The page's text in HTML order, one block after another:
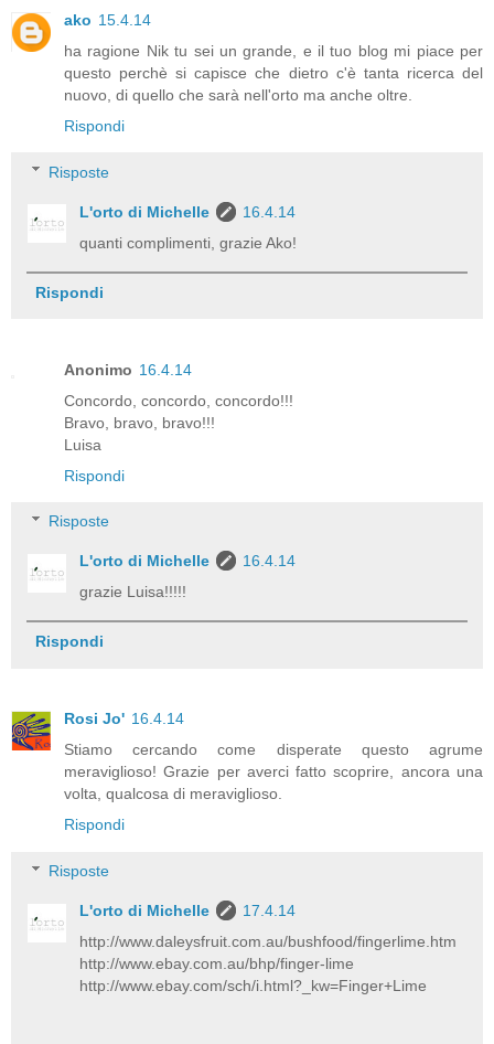
ako 15.4.14
ha ragione Nik tu sei un grande, e il tuo blog mi piace per
questo perchè si capisce che dietro c'è tanta ricerca del
nuovo, di quello che sarà nell'orto ma anche oltre.
Rispondi
Risposte
L'orto di Michelle
16.4.14
quanti complimenti, grazie Ako!
Rispondi
Anonimo 16.4.14
Concordo, concordo, concordo!!!
Bravo, bravo, bravo!!!
Luisa
Rispondi
Risposte
L'orto di Michelle
16.4.14
grazie Luisa!!!!!
Rispondi
Rosi Jo' 16.4.14
Stiamo cercando come disperate questo agrume
meraviglioso! Grazie per averci fatto scoprire, ancora una
volta, qualcosa di meraviglioso.
Rispondi
Risposte
L'orto di Michelle
17.4.14
http://www.daleysfruit.com.au/bushfood/fingerlime.htm
http://www.ebay.com.au/bhp/finger-lime
http://www.ebay.com/sch/i.html?_kw=Finger+Lime